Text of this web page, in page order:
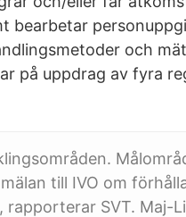
bearbetar
och
på uppdrag av fyra
till IVO om
rapporterar SVT. Maj-